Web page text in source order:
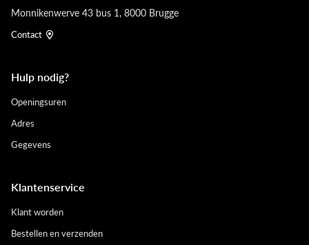
Monnikenwerve 43 bus 1, 8000 Brugge
Contact
Hulp nodig?
Openingsuren
Adres
Gegevens
Klantenservice
Klant worden
Bestellen en verzenden